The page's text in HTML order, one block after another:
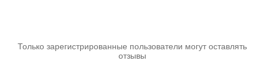
Только зарегистрированные пользователи могут оставлять
отзывы